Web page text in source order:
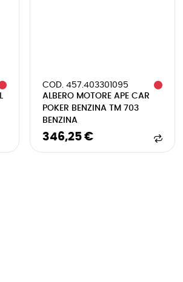
COD. 457.403301095
ALBERO MOTORE APE CAR
POKER BENZINA TM 703
BENZINA
346,25 €